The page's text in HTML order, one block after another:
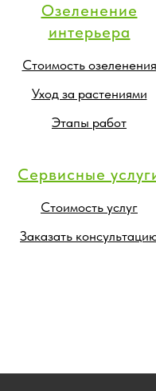
Озеленение
интерьера
Стоимость озеленения
Уход за растениями
Этапы работ
Сервисные
Стоимость услуг
Заказать